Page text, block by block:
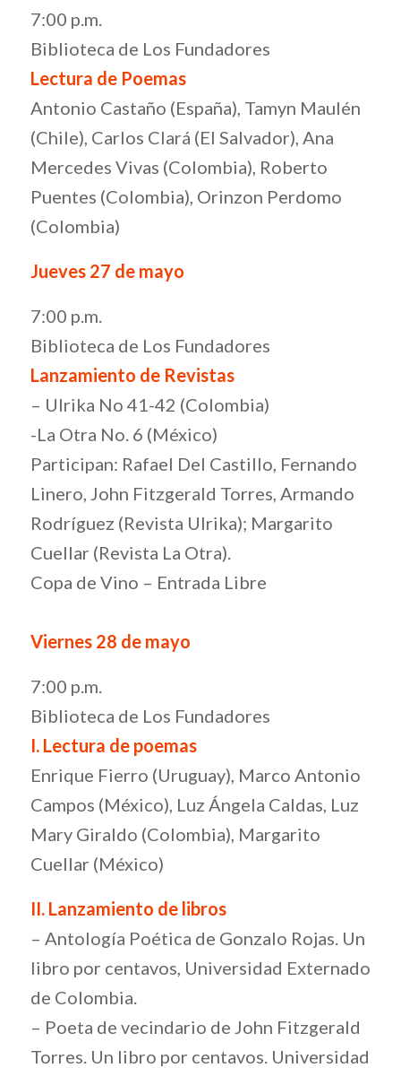
7:00 p.m.
Biblioteca de Los Fundadores
Lectura de Poemas
Antonio Castaño (España), Tamyn Maulén
(Chile), Carlos Clará (El Salvador), Ana
Mercedes Vivas (Colombia), Roberto
Puentes (Colombia), Orinzon Perdomo
(Colombia)
Jueves 27 de mayo
7:00 p.m.
Biblioteca de Los Fundadores
Lanzamiento de Revistas
– Ulrika No 41-42 (Colombia)
-La Otra No. 6 (México)
Participan: Rafael Del Castillo, Fernando
Linero, John Fitzgerald Torres, Armando
Rodríguez (Revista Ulrika); Margarito
Cuellar (Revista La Otra).
Copa de Vino – Entrada Libre
Viernes 28 de mayo
7:00 p.m.
Biblioteca de Los Fundadores
I. Lectura de poemas
Enrique Fierro (Uruguay), Marco Antonio
Campos (México), Luz Ángela Caldas, Luz
Mary Giraldo (Colombia), Margarito
Cuellar (México)
II. Lanzamiento de libros
– Antología Poética de Gonzalo Rojas. Un
libro por centavos, Universidad Externado
de Colombia.
– Poeta de vecindario de John Fitzgerald
Torres. Un libro por centavos. Universidad